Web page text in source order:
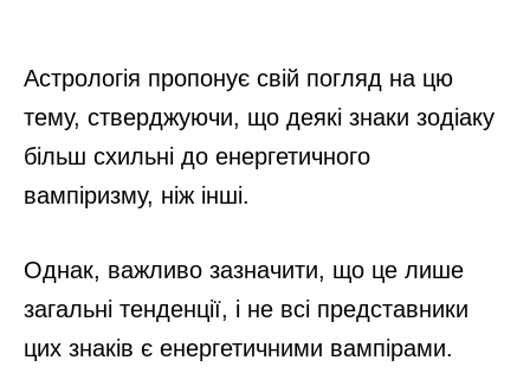
Астрологія пропонує свій погляд на цю
тему, стверджуючи, що деякі знаки зодіаку
більш схильні до енергетичного
вампіризму, ніж інші.
Однак, важливо зазначити, що це лише
загальні тенденції, і не всі представники
цих знаків є енергетичними вампірами.